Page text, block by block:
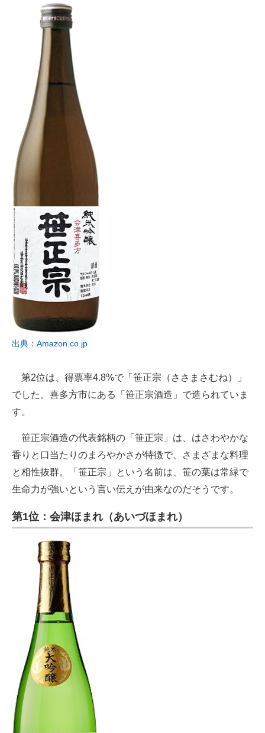
出典：Amazon.co.jp
第2位は、得票率4.8%で「笹正宗（ささまさむね）」
でした。喜多方市にある「笹正宗酒造」で造られていま
す。
笹正宗酒造の代表銘柄の「笹正宗」は、はさわやかな
香りと口当たりのまろやかさが特徴で、さまざまな料理
と相性抜群。「笹正宗」という名前は、笹の葉は常緑で
生命力が強いという言い伝えが由来なのだそうです。
第1位：会津ほまれ（あいづほまれ）